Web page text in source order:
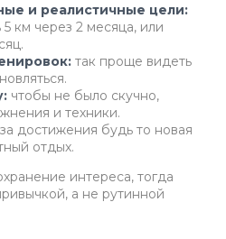
и реалистичные цели:
км через 2 месяца, или
так проще видеть
чтобы не было скучно,
и техники.
за достижения будь то новая
отдых.
интереса, тогда
а не рутинной